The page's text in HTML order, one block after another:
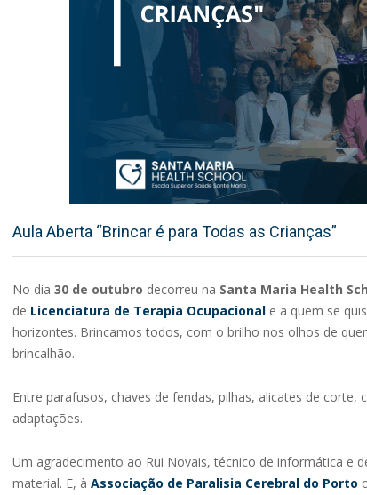
Aula Aberta “Brincar é para Todas as Crianças”
No dia 30 de outubro decorreu na Santa Maria Health
de Licenciatura de Terapia Ocupacional e a quem se
horizontes. Brincamos todos, com o brilho nos olhos de
brincalhão.
Entre parafusos, chaves de fendas, pilhas, alicates de
adaptações.
Um agradecimento ao Rui Novais, técnico de informática e
material. E, à Associação de Paralisia Cerebral do Porto